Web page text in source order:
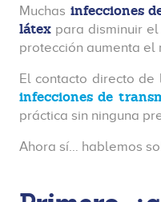
Muchas infecciones
látex para disminuir
protección aumenta el
El contacto directo
infecciones de
práctica sin ninguna
Ahora sí… hablemos